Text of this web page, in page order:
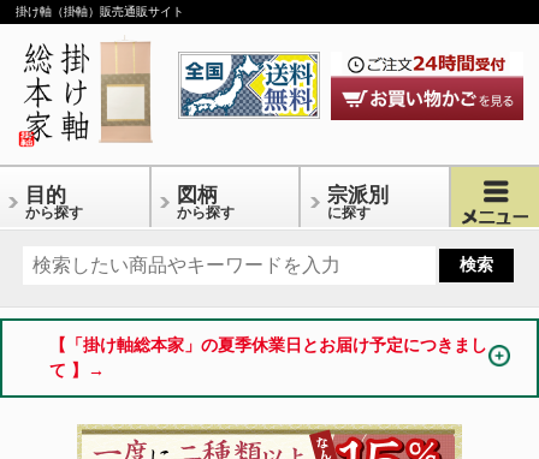
掛け軸（掛軸）販売通販サイト
目的
から探す
図柄
から探す
宗派別
に探す
【「掛け軸総本家」の夏季休業日とお届け予定につきまし
て 】→